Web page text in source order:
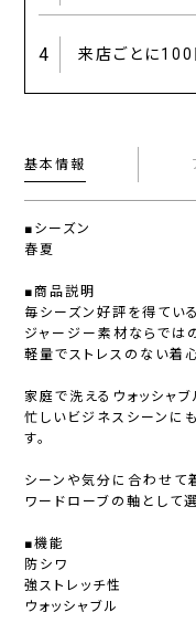
4 来店ごとに100
基本情報
■シーズン
春夏
■商品説明
毎シーズン好評を得ている
ジャージー素材ならでは
軽量でストレスのない着
家庭で洗えるウォッシャ
忙しいビジネスシーンに
す。
シーンや気分に合わせて
ワードローブの軸として
■機能
防シワ
強ストレッチ性
ウォッシャブル